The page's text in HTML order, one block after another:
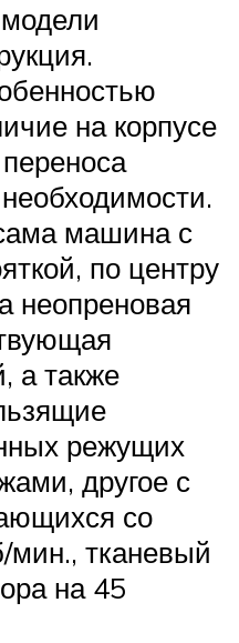
на корпусе
машина с
по центру
неопреновая
а также
режущих
другое с
со
мин., тканевый
на 45